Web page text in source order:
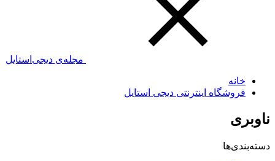
مجله‌ی دیجی‌استایل
خانه
فروشگاه اینترنتی دیجی استایل
ناوبری
دسته‌بندی‌ها